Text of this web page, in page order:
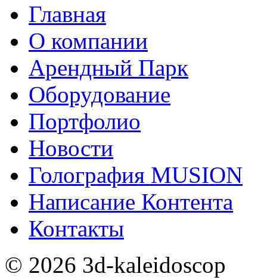
Главная
О компании
Арендный Парк
Оборудование
Портфолио
Новости
Голография MUSION
Написание Контента
Контакты
© 2026 3d-kaleidoscop